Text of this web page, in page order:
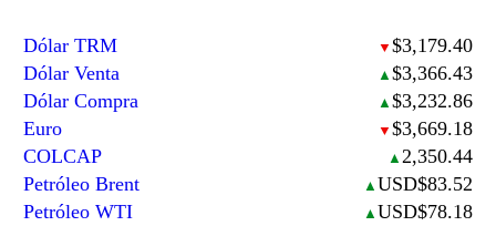
Dólar TRM ▼ $3,179.40
Dólar Venta
▲ $3,366.43
Dólar Compra
▲ $3,232.86
Euro
▼ $3,669.18
COLCAP
▲ 2,350.44
Petróleo Brent
▲ USD$83.52
Petróleo WTI
▲ USD$78.18